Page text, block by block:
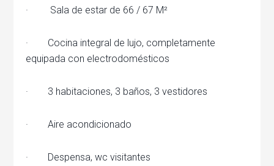
· Sala de estar de 66 / 67 M²
· Cocina integral de lujo, completamente
equipada con electrodomésticos
· 3 habitaciones, 3 baños, 3 vestidores
· Aire acondicionado
· Despensa, wc visitantes